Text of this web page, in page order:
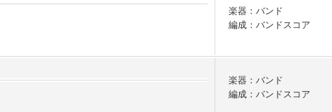
楽器：バンド
編成：バンドスコア
楽器：バンド
編成：バンドスコア